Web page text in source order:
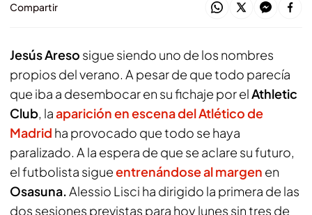
Compartir
Jesús Areso sigue siendo uno de los nombres
propios del verano. A pesar de que todo parecía
que iba a desembocar en su fichaje por elAthletic
Club, laaparición en escena delAtlético de
Madrid ha provocado que todo se haya
paralizado. A la espera de que se aclare su futuro,
el futbolista sigueentrenándose al margen en
Osasuna.Alessio Lisci ha dirigido la primera de las
dos sesiones previstas para hoy lunes sin tres de